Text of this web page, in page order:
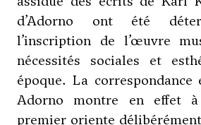
d’Adorno ont été
l’inscription de l’œuvre
nécessités sociales et
époque. La
Adorno montre en effet
premier oriente